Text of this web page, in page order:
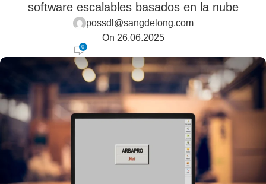
software escalables basados en la nube
possdl@sangdelong.com
On 26.06.2025
0